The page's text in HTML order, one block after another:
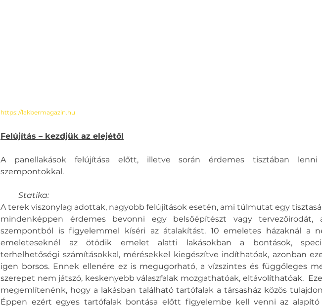
https://lakbermagazin.hu
Felújítás – kezdjük az elejétől
A panellakások felújítása előtt, illetve során érdemes tisztában
szempontokkal.
Statika:
A terek viszonylag adottak, nagyobb felújítások esetén, ami túlmutat egy
mindenképpen érdemes bevonni egy belsőépítészt vagy tervezőirodát,
szempontból is figyelemmel kíséri az átalakítást. 10 emeletes házaknál a
emeleteseknél az ötödik emelet alatti lakásokban a bontások,
terhelhetőségi számításokkal, mérésekkel kiegészítve indíthatóak, azonban
igen borsos. Ennek ellenére ez is megugorható, a vízszintes és függőleges
szerepet nem játszó, keskenyebb válaszfalak mozgathatóak, eltávolíthatóak.
megemlítenénk, hogy a lakásban található tartófalak a társasház közös
Éppen ezért egyes tartófalak bontása előtt figyelembe kell venni az